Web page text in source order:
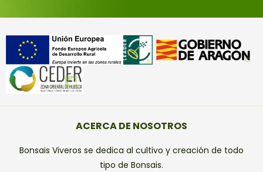
ACERCA DE NOSOTROS
Bonsais Viveros se dedica al cultivo y creación de todo
tipo de Bonsais.